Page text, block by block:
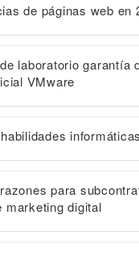
de páginas web en
laboratorio garantía
VMware
para
marketing digital